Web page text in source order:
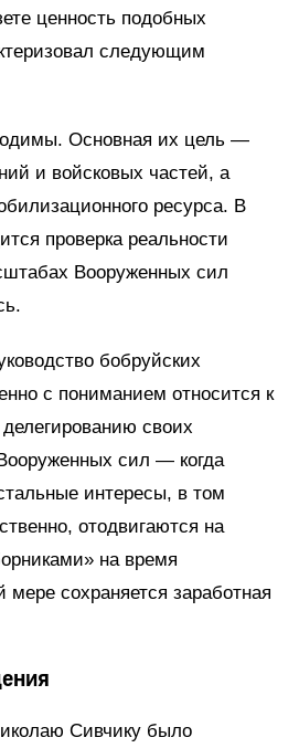
ценность подобных
следующим
Основная их цель —
и войсковых частей, а
ресурса. В
проверка реальности
Вооруженных сил
бобруйских
с пониманием относится к
своих
сил — когда
интересы, в том
отодвигаются на
на время
мере сохраняется заработная
Сивчику было